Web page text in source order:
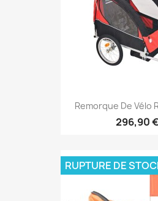
Remorque De Vélo
296,90 €
RUPTURE DE